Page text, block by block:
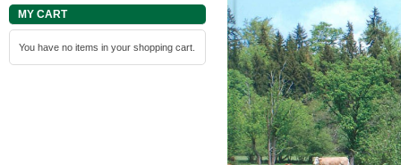
MY CART
You have no items in your shopping cart.